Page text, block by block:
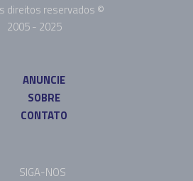
direitos reservados ©
2005 - 2025
ANUNCIE
SOBRE
CONTATO
SIGA-NOS